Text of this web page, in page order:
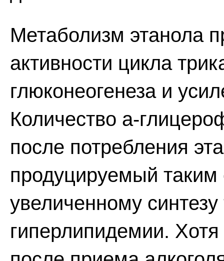
Метаболизм этанола
активности цикла
глюконеогенеза и
Количество а-
после потребления
продуцируемый таким
увеличенному
гиперлипидемии.